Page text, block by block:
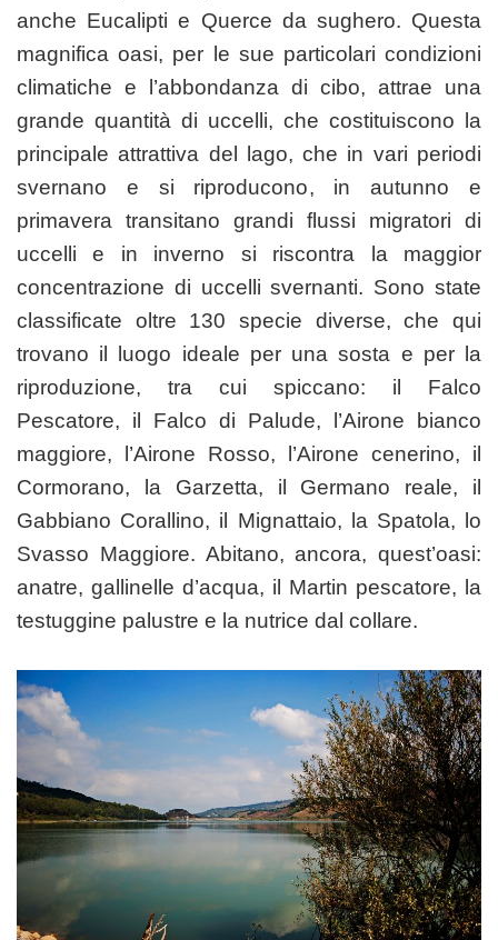
anche Eucalipti e Querce da sughero. Questa
magnifica oasi, per le sue particolari condizioni
climatiche e l’abbondanza di cibo, attrae una
grande quantità di uccelli, che costituiscono la
principale attrattiva del lago, che in vari periodi
svernano e si riproducono, in autunno e
primavera transitano grandi flussi migratori di
uccelli e in inverno si riscontra la maggior
concentrazione di uccelli svernanti. Sono state
classificate oltre 130 specie diverse, che qui
trovano il luogo ideale per una sosta e per la
riproduzione, tra cui spiccano: il Falco
Pescatore, il Falco di Palude, l’Airone bianco
maggiore, l’Airone Rosso, l’Airone cenerino, il
Cormorano, la Garzetta, il Germano reale, il
Gabbiano Corallino, il Mignattaio, la Spatola, lo
Svasso Maggiore. Abitano, ancora, quest’oasi:
anatre, gallinelle d’acqua, il Martin pescatore, la
testuggine palustre e la nutrice dal collare.